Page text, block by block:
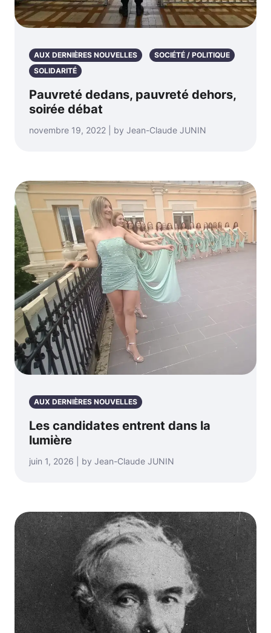
AUX DERNIÈRES NOUVELLES
SOCIÉTÉ / POLITIQUE
SOLIDARITÉ
Pauvreté dedans, pauvreté dehors,
soirée débat
novembre 19, 2022 | by Jean-Claude JUNIN
AUX DERNIÈRES NOUVELLES
Les candidates entrent dans la
lumière
juin 1, 2026 | by Jean-Claude JUNIN